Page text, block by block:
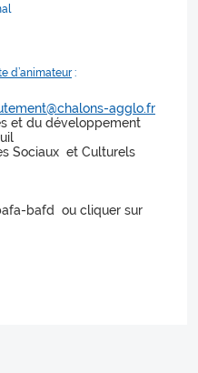
d’animateur:
agglo.fr
et du développement
Sociaux et Culturels
bafd ou cliquer sur